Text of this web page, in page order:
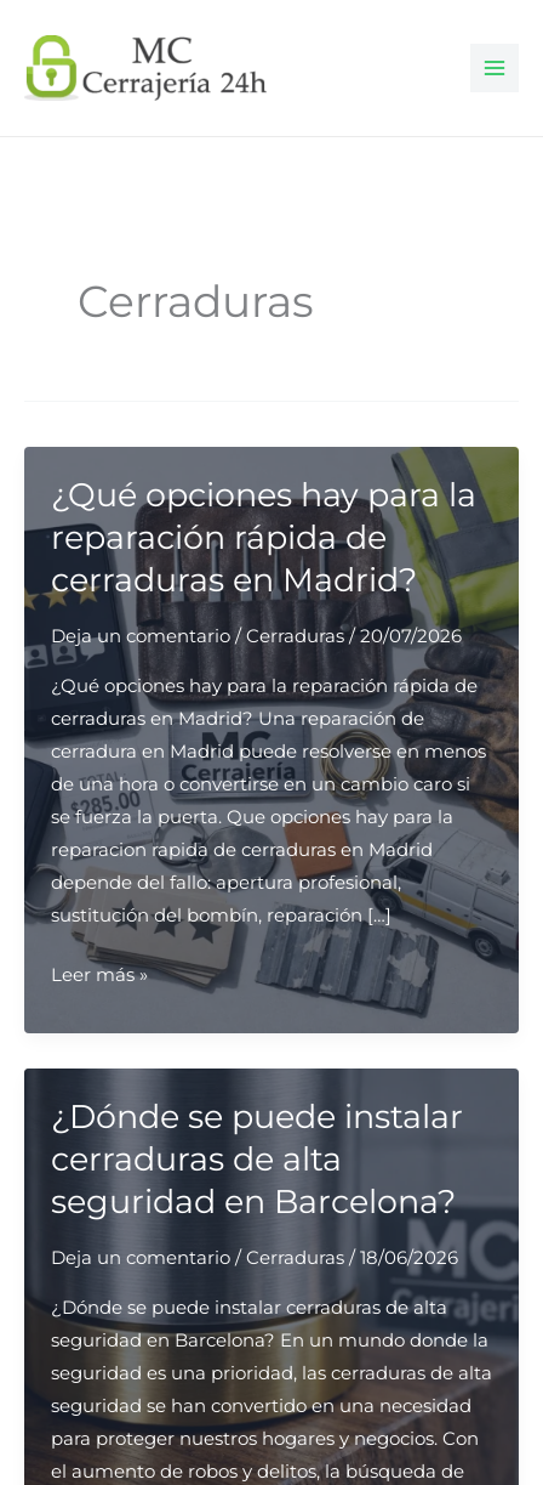
contenido
Cerraduras
¿Qué opciones hay para la
reparación rápida de
cerraduras en Madrid?
Deja un comentario /Cerraduras/20/07/2026
¿Qué opciones hay para la reparación rápida de
cerraduras en Madrid? Una reparación de
cerradura en Madrid puede resolverse en menos
de una hora o convertirse en un cambio caro si
se fuerza la puerta. Que opciones hay para la
reparacion rapida de cerraduras en Madrid
depende del fallo: apertura profesional,
sustitución del bombín, reparación […]
¿Qué
hay
para
la
reparación
rápida
de
en
Madrid?
Leer más »
¿Dónde se puede instalar
cerraduras de alta
seguridad en Barcelona?
Deja un comentario /Cerraduras/18/06/2026
¿Dónde se puede instalar cerraduras de alta
seguridad en Barcelona? En un mundo donde la
seguridad es una prioridad, las cerraduras de alta
seguridad se han convertido en una necesidad
para proteger nuestros hogares y negocios. Con
el aumento de robos y delitos, la búsqueda de